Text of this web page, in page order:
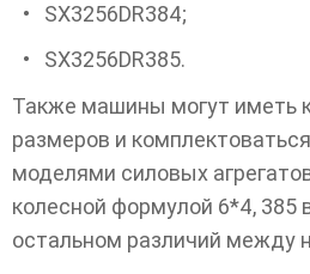
SX3256DR384;
SX3256DR385.
Также машины могут иметь
размеров и
моделями силовых
колесной формулой 6*4, 385
остальном различий между